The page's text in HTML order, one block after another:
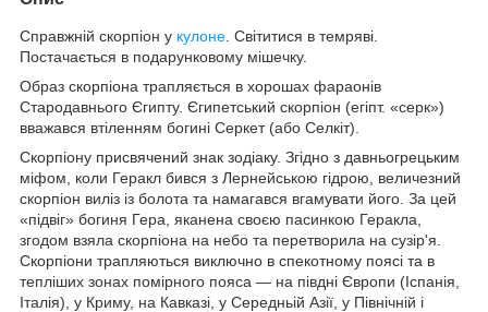
Справжній скорпіон у кулоне . Світитися в темряві.
Постачається в подарунковому мішечку.
Образ скорпіона трапляється в хорошах фараонів
Стародавнього Єгипту. Єгипетський скорпіон (егіпт. «серк»)
вважався втіленням богині Серкет (або Селкіт).
Скорпіону присвячений знак зодіаку. Згідно з давньогрецьким
міфом, коли Геракл бився з Лернейською гідрою, величезний
скорпіон виліз із болота та намагався вгамувати його. За цей
«підвіг» богиня Гера, яканена своєю пасинкою Геракла,
згодом взяла скорпіона на небо та перетворила на сузір'я.
Скорпіони трапляються виключно в спекотному поясі та в
тепліших зонах помірного пояса — на півдні Європи (Іспанія,
Італія), у Криму, на Кавказі, у Середньій Азії, у Північній і